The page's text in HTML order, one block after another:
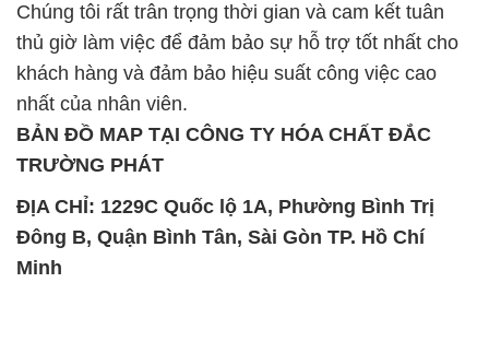
Chúng tôi rất trân trọng thời gian và cam kết tuân
thủ giờ làm việc để đảm bảo sự hỗ trợ tốt nhất cho
khách hàng và đảm bảo hiệu suất công việc cao
nhất của nhân viên.
BẢN ĐỒ MAP TẠI CÔNG TY HÓA CHẤT ĐẮC
TRƯỜNG PHÁT
ĐỊA CHỈ: 1229C Quốc lộ 1A, Phường Bình Trị
Đông B, Quận Bình Tân, Sài Gòn TP. Hồ Chí
Minh